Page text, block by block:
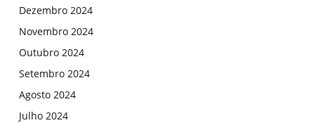
Dezembro 2024
Novembro 2024
Outubro 2024
Setembro 2024
Agosto 2024
Julho 2024